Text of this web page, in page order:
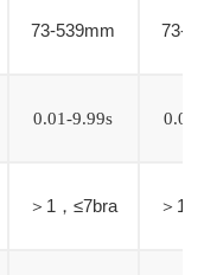
73-539mm 73-
0.01-9.99s
＞1，≤7bra ＞1